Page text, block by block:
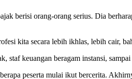
berisi orang-orang serius. Dia
kita secara lebih ikhlas, lebih cair,
keuangan beragam instansi,
peserta mulai ikut bercerita.